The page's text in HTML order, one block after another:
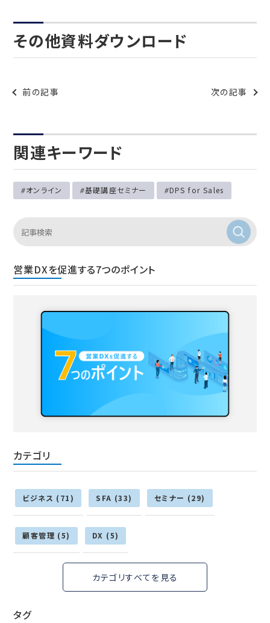
その他資料ダウンロード
前の記事 次の記事
関連キーワード
オンライン 基礎講座セミナー DPS for Sales
営業DXを促進する7つのポイント
カテゴリ
ビジネス (71) SFA (33) セミナー (29)
顧客管理 (5) DX (5)
カテゴリすべてを見る
タグ